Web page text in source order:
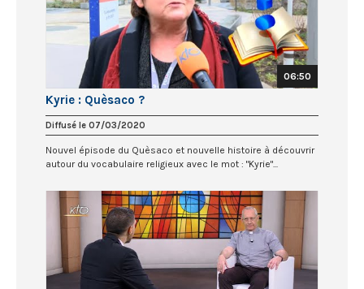
06:50
Kyrie : Quèsaco ?
Diffusé le 07/03/2020
Nouvel épisode du Quèsaco et nouvelle histoire à découvrir
autour du vocabulaire religieux avec le mot : "Kyrie"...